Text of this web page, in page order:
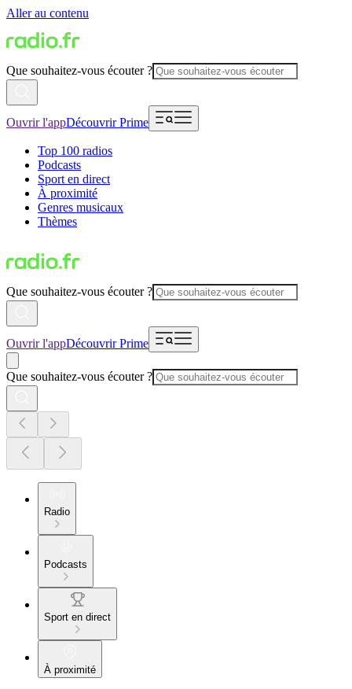
Aller au contenu
Que souhaitez-vous écouter ?
Ouvrir l'appDécouvrir Prime
Top 100 radios
Podcasts
Sport en direct
À proximité
Genres musicaux
Thèmes
Que souhaitez-vous écouter ?
Ouvrir l'appDécouvrir Prime
Que souhaitez-vous écouter ?
Radio
Podcasts
Sport en direct
À proximité